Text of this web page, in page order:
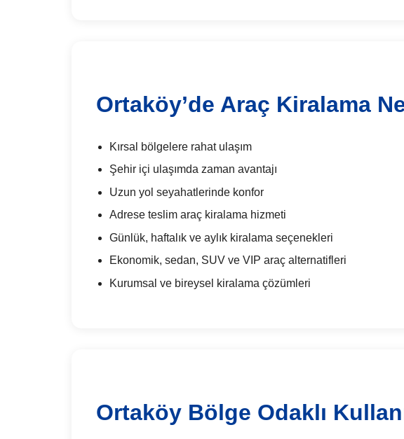
Ortaköy’de Araç Kiralama
Kırsal bölgelere rahat ulaşım
Şehir içi ulaşımda zaman avantajı
Uzun yol seyahatlerinde konfor
Adrese teslim araç kiralama hizmeti
Günlük, haftalık ve aylık kiralama seçenekleri
Ekonomik, sedan, SUV ve VIP araç alternatifleri
Kurumsal ve bireysel kiralama çözümleri
Ortaköy Bölge Odaklı